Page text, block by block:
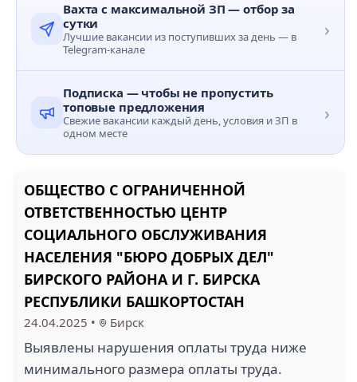
Вахта с максимальной ЗП — отбор за
сутки
Лучшие вакансии из поступивших за день — в
Telegram-канале
›
Подписка — чтобы не пропустить
топовые предложения
Свежие вакансии каждый день, условия и ЗП в
одном месте
›
ОБЩЕСТВО С ОГРАНИЧЕННОЙ
ОТВЕТСТВЕННОСТЬЮ ЦЕНТР
СОЦИАЛЬНОГО ОБСЛУЖИВАНИЯ
НАСЕЛЕНИЯ "БЮРО ДОБРЫХ ДЕЛ"
БИРСКОГО РАЙОНА И Г. БИРСКА
РЕСПУБЛИКИ БАШКОРТОСТАН
24.04.2025 • Бирск
Выявлены нарушения оплаты труда ниже
минимального размера оплаты труда.